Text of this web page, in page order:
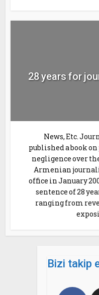
28 years for
News, Etc.
published a book
negligence over
Armenian
office in January
sentence of 28
ranging from
Bizi takip